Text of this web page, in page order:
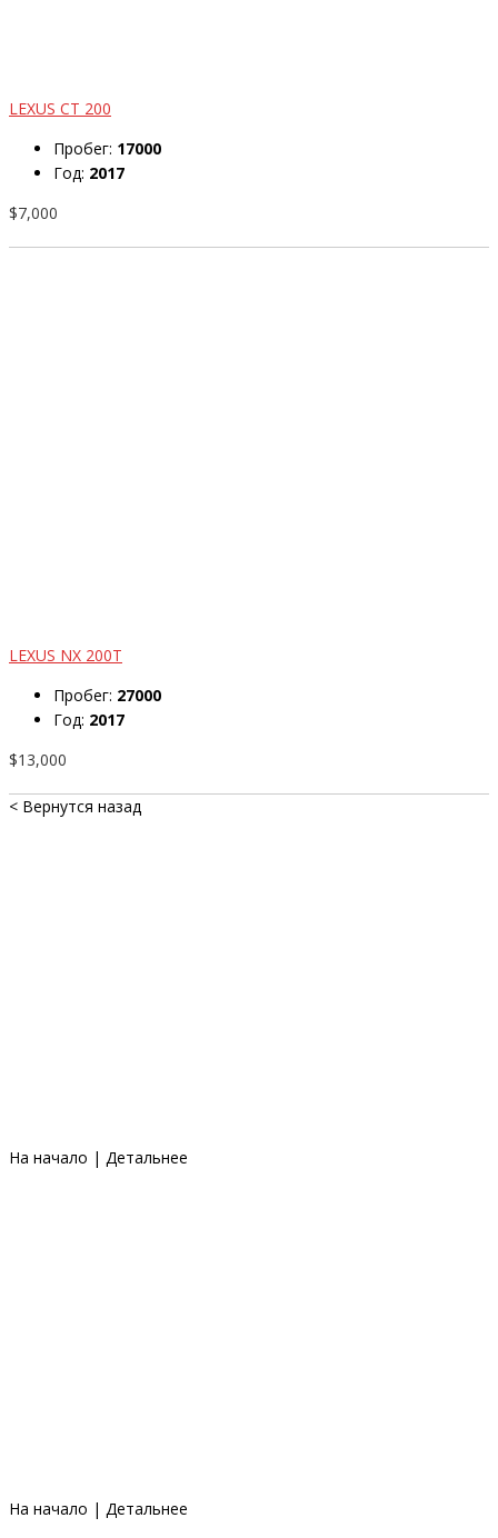
LEXUS CT 200
Пробег: 17000
Год: 2017
$7,000
LEXUS NX 200T
Пробег: 27000
Год: 2017
$13,000
< Вернутся назад
На начало | Детальнее
На начало | Детальнее